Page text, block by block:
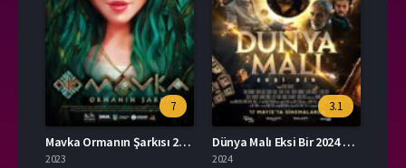
7
Mavka Ormanın Şarkısı 2023 – Yerli Film 1080p Turkce Dublaj izle
2023
3.1
Dünya Malı Eksi Bir 2024 – Yerli Film 1080p Turkce Dublaj izle
2024